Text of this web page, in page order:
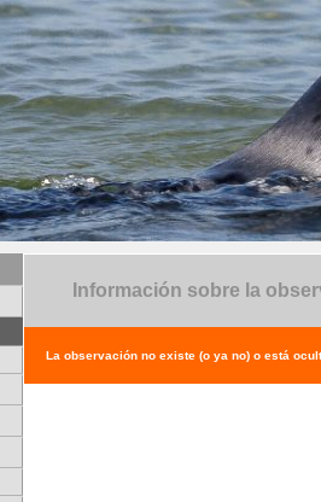
Información sobre la
La observación no existe (o ya no) o está